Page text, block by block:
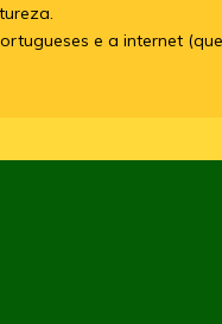
e a internet